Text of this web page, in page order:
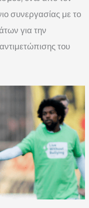
συνεργασίας με το
για την
του